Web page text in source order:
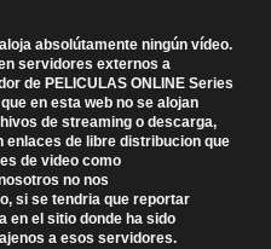
absolútamente ningún vídeo.
servidores externos a
de PELICULAS ONLINE Series
en esta web no se alojan
de streaming o descarga,
enlaces de libre distribucion que
de video como
no nos
si se tendria que reportar
en el sitio donde ha sido
a esos servidores.